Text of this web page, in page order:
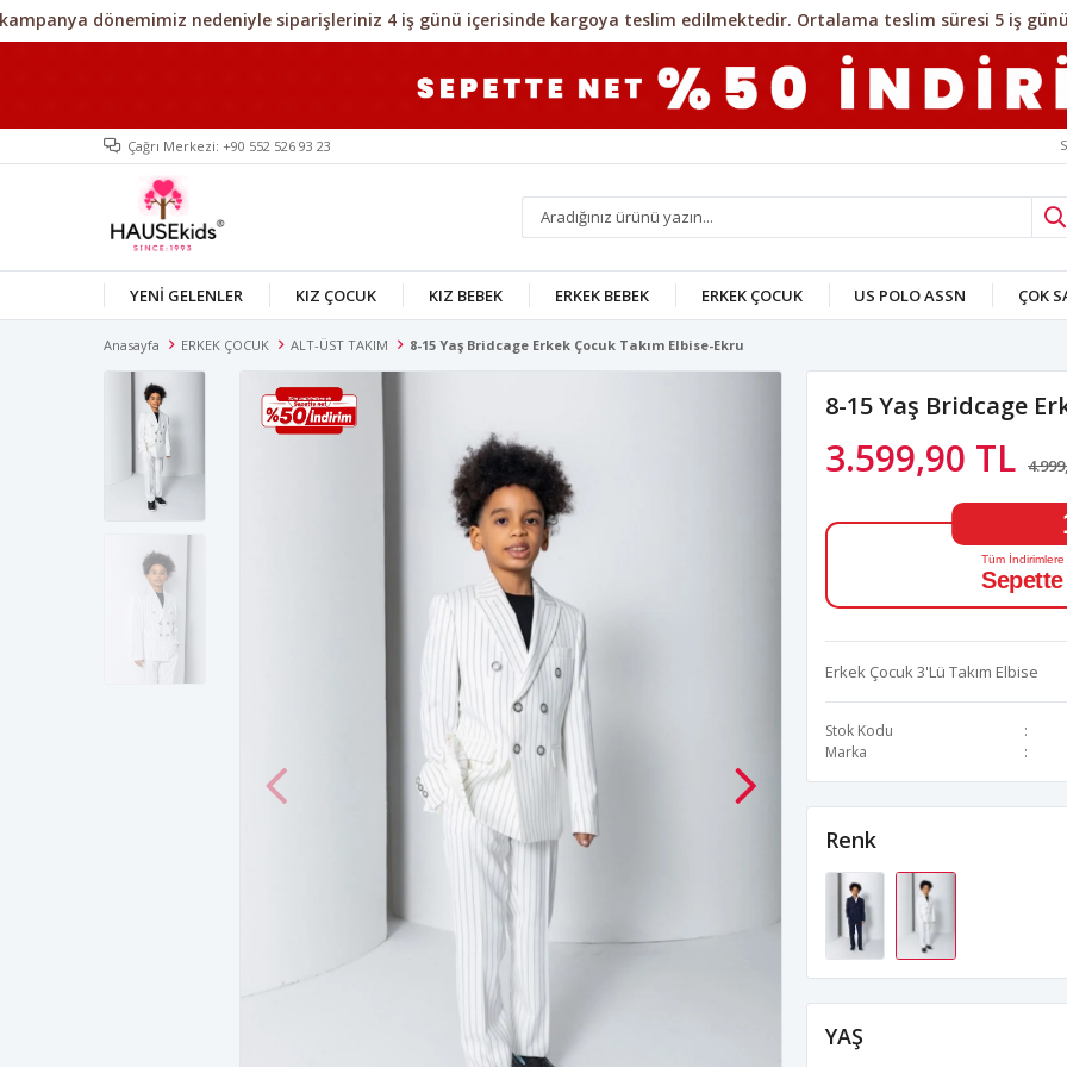
Çağrı Merkezi: +90 552 526 93 23
YENİ GELENLER KIZ ÇOCUK KIZ BEBEK ERKEK BEBEK ERKEK ÇOCUK US POLO ASSN ÇOK
Anasayfa ERKEK ÇOCUK ALT-ÜST TAKIM 8-15 Yaş Bridcage Erkek Çocuk Takım Elbise-Ekru
8-15 Yaş Bridcage
3.599,90 TL
Tüm İndirimlere
Erkek Çocuk 3'Lü Takım Elbise
Stok Kodu
Marka
Renk
YAŞ